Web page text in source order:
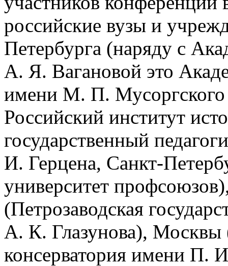
российские вузы и
Петербурга (наряду с
А. Я. Вагановой это
имени М. П. Мусоргского
Российский институт
государственный
И. Герцена, Санкт-
университет
(Петрозаводская
А. К. Глазунова), Москвы
консерватория имени П.